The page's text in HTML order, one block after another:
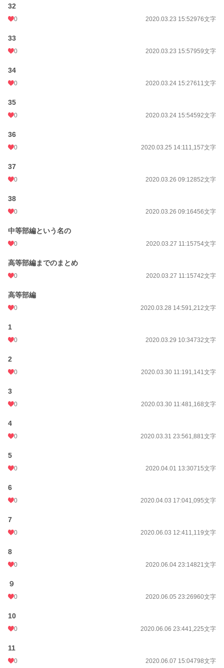
32
0 2020.03.23 15:52976文字
33
0 2020.03.23 15:57959文字
34
0 2020.03.24 15:27611文字
35
0 2020.03.24 15:54592文字
36
0 2020.03.25 14:111,157文字
37
0 2020.03.26 09:12852文字
38
0 2020.03.26 09:16456文字
中等部編という名の
0 2020.03.27 11:15754文字
高等部編までのまとめ
0 2020.03.27 11:15742文字
高等部編
0 2020.03.28 14:591,212文字
1
0 2020.03.29 10:34732文字
2
0 2020.03.30 11:191,141文字
3
0 2020.03.30 11:481,168文字
4
0 2020.03.31 23:561,881文字
5
0 2020.04.01 13:30715文字
6
0 2020.04.03 17:041,095文字
7
0 2020.06.03 12:411,119文字
8
0 2020.06.04 23:14821文字
９
0 2020.06.05 23:26960文字
10
0 2020.06.06 23:441,225文字
11
0 2020.06.07 15:04798文字